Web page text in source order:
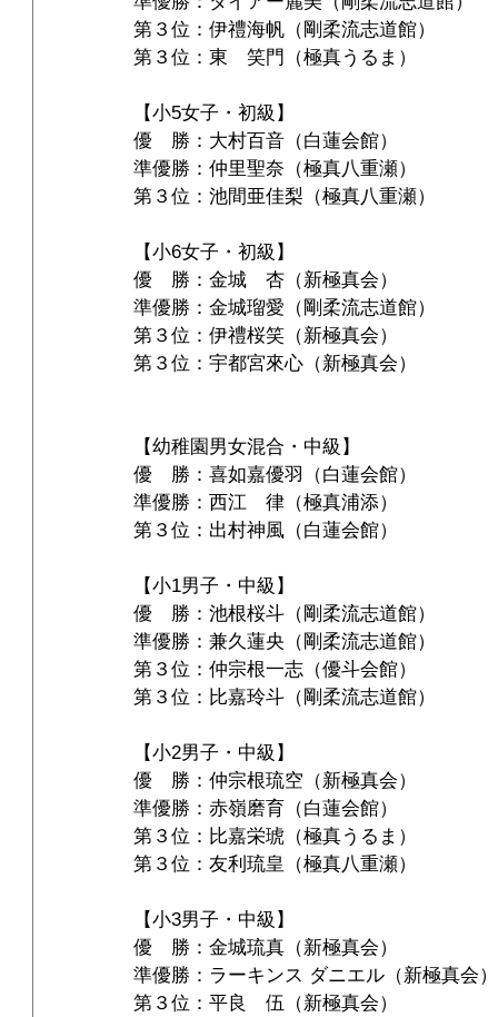
第３位：伊禮海帆（剛柔流志道館）
第３位：東　笑門（極真うるま）
【小5女子・初級】
優　勝：大村百音（白蓮会館）
準優勝：仲里聖奈（極真八重瀬）
第３位：池間亜佳梨（極真八重瀬）
【小6女子・初級】
優　勝：金城　杏（新極真会）
準優勝：金城瑠愛（剛柔流志道館）
第３位：伊禮桜笑（新極真会）
第３位：宇都宮來心（新極真会）
【幼稚園男女混合・中級】
優　勝：喜如嘉優羽（白蓮会館）
準優勝：西江　律（極真浦添）
第３位：出村神風（白蓮会館）
【小1男子・中級】
優　勝：池根桜斗（剛柔流志道館）
準優勝：兼久蓮央（剛柔流志道館）
第３位：仲宗根一志（優斗会館）
第３位：比嘉玲斗（剛柔流志道館）
【小2男子・中級】
優　勝：仲宗根琉空（新極真会）
準優勝：赤嶺磨育（白蓮会館）
第３位：比嘉栄琥（極真うるま）
第３位：友利琉皇（極真八重瀬）
【小3男子・中級】
優　勝：金城琉真（新極真会）
準優勝：ラーキンス ダニエル（新極真会）
第３位：平良　伍（新極真会）